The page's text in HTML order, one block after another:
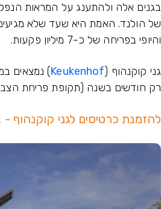
בגנים אלה ולהתענג על המראות
של הולנד. האמת היא שעד שלא
והיופי בפריחה של כ-7 מיליון פקעות.
גני קוקנהוף (Keukenhof) נמצאים
רק חודשים בשנה (תקופת פריחת
להזמנת כרטיסים לגני קוקנהוף